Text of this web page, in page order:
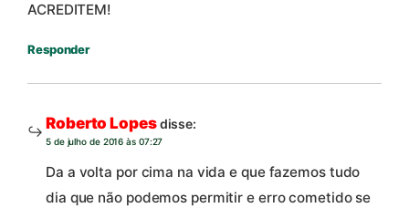
ACREDITEM!
Responder
Roberto Lopesdisse:
5 de julho de 2016 às 07:27
Da a volta por cima na vida e que fazemos tudo
dia que não podemos permitir e erro cometido se